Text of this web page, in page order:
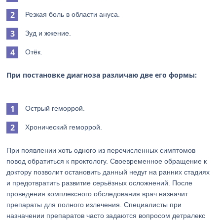
Резкая боль в области ануса.
Зуд и жжение.
Отёк.
При постановке диагноза различаю две его формы:
Острый геморрой.
Хронический геморрой.
При появлении хоть одного из перечисленных симптомов
повод обратиться к проктологу. Своевременное обращение к
доктору позволит остановить данный недуг на ранних стадиях
и предотвратить развитие серьёзных осложнений. После
проведения комплексного обследования врач назначит
препараты для полного излечения. Специалисты при
назначении препаратов часто задаются вопросом детралекс